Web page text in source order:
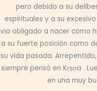
pero debido a su
espirituales y a su
vio obligado a nacer como
a su fuerte posición como
su vida pasada.
siempre pensó en Kṛṣṇa .
en una muy